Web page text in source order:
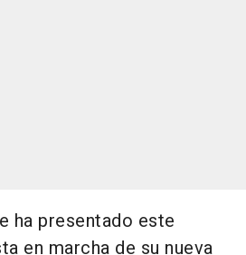
ha presentado este
en marcha de su nueva